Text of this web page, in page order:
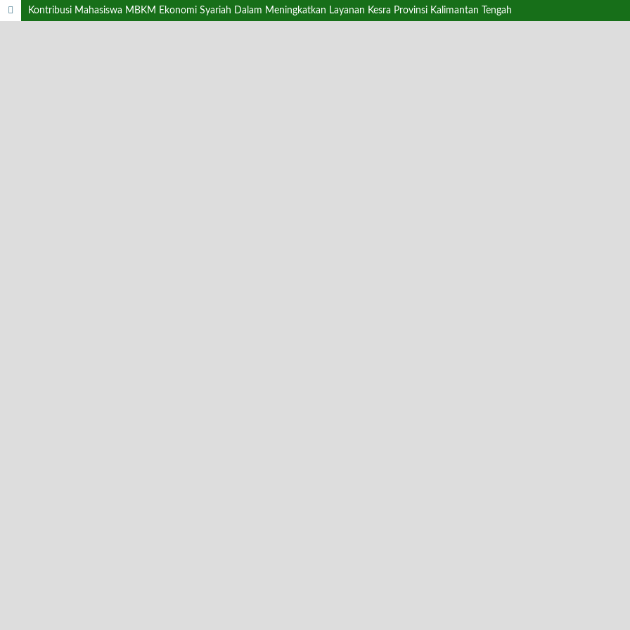
Kontribusi Mahasiswa MBKM Ekonomi Syariah Dalam Meningkatkan Layanan Kesra Provinsi Kalimantan Tengah